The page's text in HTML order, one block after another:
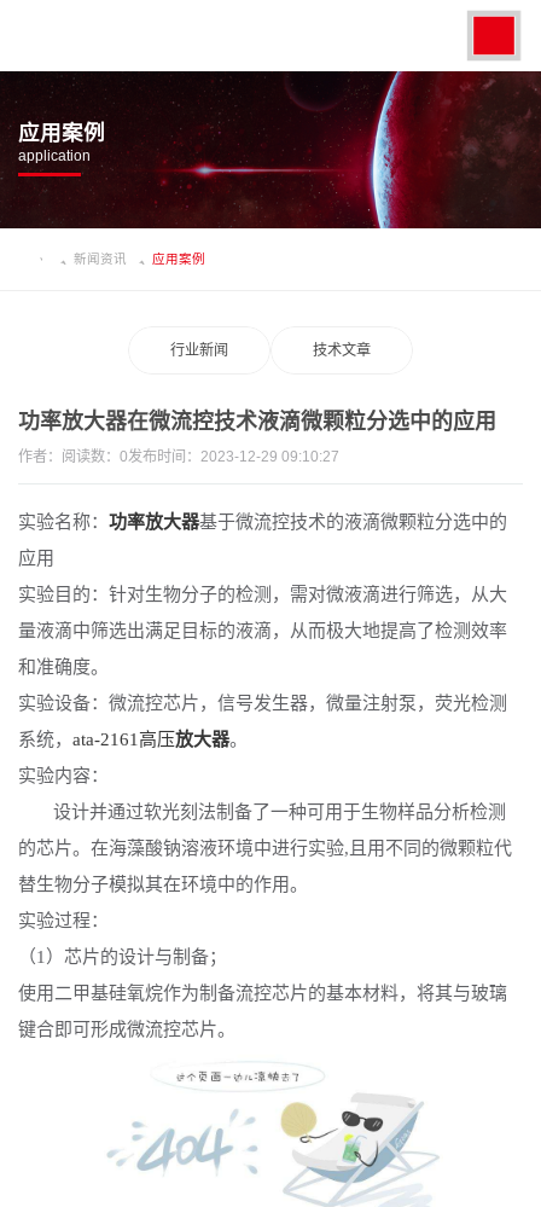
应用案例
application
新闻资讯 应用案例
行业新闻 技术文章
功率放大器在微流控技术液滴微颗粒分选中的应用
作者： 阅读数： 0发布时间：2023-12-29 09:10:27
实验名称： 功率放大器基于微流控技术的液滴微颗粒分选中的
应用
实验目的：针对生物分子的检测，需对微液滴进行筛选，从大
量液滴中筛选出满足目标的液滴，从而极大地提高了检测效率
和准确度。
实验设备：微流控芯片，信号发生器，微量注射泵，荧光检测
系统， ata-2161高压放大器。
实验内容：
设计并通过软光刻法制备了一种可用于生物样品分析检测
的芯片。在海藻酸钠溶液环境中进行实验,且用不同的微颗粒代
替生物分子模拟其在环境中的作用。
实验过程：
（1）芯片的设计与制备；
使用二甲基硅氧烷作为制备流控芯片的基本材料，将其与玻璃
键合即可形成微流控芯片。